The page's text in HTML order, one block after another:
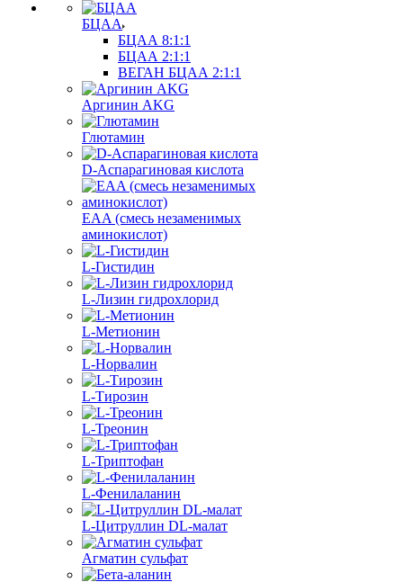
БЦАА
БЦАА 8:1:1
БЦАА 2:1:1
ВЕГАН БЦАА 2:1:1
Аргинин AKG
Глютамин
D-Аспарагиновая кислота
EAA (смесь незаменимых
аминокислот)
L-Гистидин
L-Лизин гидрохлорид
L-Метионин
L-Норвалин
L-Тирозин
L-Треонин
L-Триптофан
L-Фенилаланин
L-Цитруллин DL-малат
Агматин cульфат